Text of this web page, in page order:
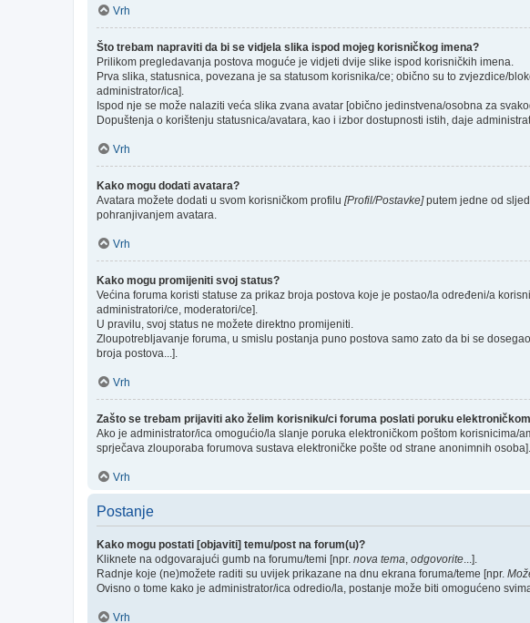
Vrh
Što trebam napraviti da bi se vidjela slika ispod mojeg korisničkog imena?
Prilikom pregledavanja postova moguće je vidjeti dvije slike ispod korisničkih imena.
Prva slika, statusnica, povezana je sa statusom korisnika/ce; obično su to zvjezdice/
administrator/ica].
Ispod nje se može nalaziti veća slika zvana avatar [obično jedinstvena/osobna za
Dopuštenja o korištenju statusnica/avatara, kao i izbor dostupnosti istih, daje
Vrh
Kako mogu dodati avatara?
Avatara možete dodati u svom korisničkom profilu [Profil/Postavke]putem jedne od
pohranjivanjem avatara.
Vrh
Kako mogu promijeniti svoj status?
Većina foruma koristi statuse za prikaz broja postova koje je postao/la određeni/a
administratori/ce, moderatori/ce].
U pravilu, svoj status ne možete direktno promijeniti.
Zloupotrebljavanje foruma, u smislu postanja puno postova samo zato da bi se
broja postova...].
Vrh
Zašto se trebam prijaviti ako želim korisniku/ci foruma poslati poruku
Ako je administrator/ica omogućio/la slanje poruka elektroničkom poštom korisnicima/
sprječava zlouporaba forumova sustava elektroničke pošte od strane anonimnih osoba].
Vrh
Postanje
Kako mogu postati [objaviti] temu/post na forum(u)?
Kliknete na odgovarajući gumb na forumu/temi [npr. nova tema, odgovorite...].
Radnje koje (ne)možete raditi su uvijek prikazane na dnu ekrana foruma/teme [npr.
Ovisno o tome kako je administrator/ica odredio/la, postanje može biti omogućeno
Vrh